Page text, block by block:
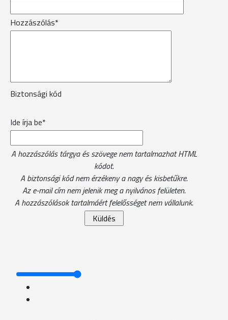
Hozzászólás*
Biztonsági kód
Ide írja be*
A hozzászólás tárgya és szövege nem tartalmazhat HTML
kódot.
A biztonsági kód nem érzékeny a nagy és kisbetűkre.
Az e-mail cím nem jelenik meg a nyilvános felületen.
A hozzászólások tartalmáért felelősséget nem vállalunk.